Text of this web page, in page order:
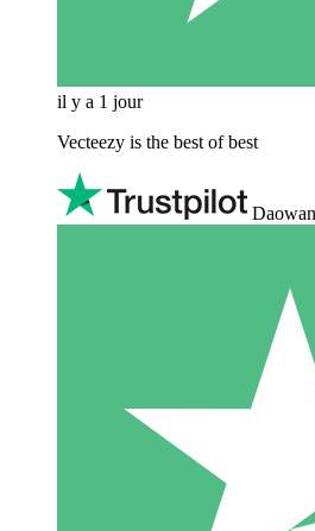
il y a 1 jour
Vecteezy is the best of best